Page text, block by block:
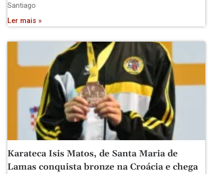
Santiago
Ler mais »
Karateca Isis Matos, de Santa Maria de
Lamas conquista bronze na Croácia e chega